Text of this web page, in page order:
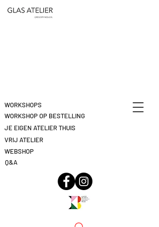
WORKSHOPS
JE EIGEN ATELIER THUIS
VRIJ ATELIER
WORKSHOP OP BESTELLING
WEBSHOP
Q&A